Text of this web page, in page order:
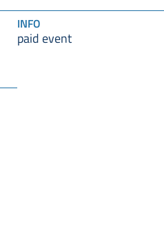
INFO
paid event